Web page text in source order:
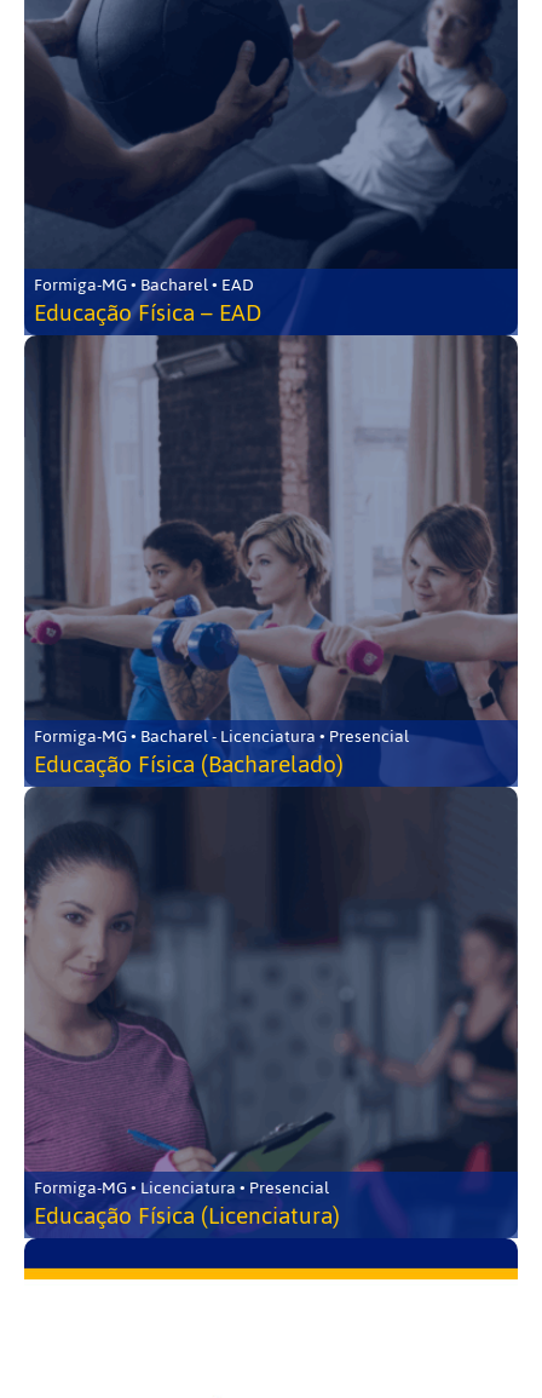
Formiga-MG • Bacharel • EAD
Educação Física – EAD
Formiga-MG • Bacharel - Licenciatura • Presencial
Educação Física (Bacharelado)
Formiga-MG • Licenciatura • Presencial
Educação Física (Licenciatura)